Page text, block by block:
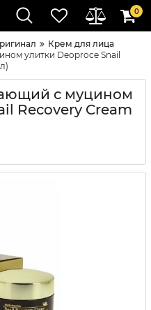
0
Крем для лица
улитки Deoproce Snail
с муцином
Recovery Cream